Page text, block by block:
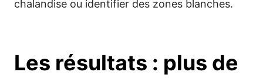
chalandise ou identifier des zones blanches.
Les résultats : plus de